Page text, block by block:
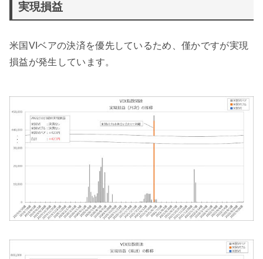
実現損益
米国VIベアの決済を優先しているため、僅かですが実現
損益が発生しています。